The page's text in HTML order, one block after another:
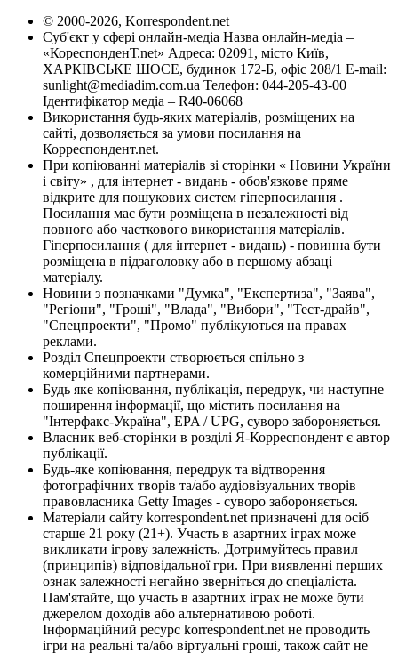
© 2000-2026, Korrespondent.net
Суб'єкт у сфері онлайн-медіа Назва онлайн-медіа –
«КореспонденТ.net» Адреса: 02091, місто Київ,
ХАРКІВСЬКЕ ШОСЕ, будинок 172-Б, офіс 208/1 E-mail:
sunlight@mediadim.com.ua Телефон: 044-205-43-00
Ідентифікатор медіа – R40-06068
Використання будь-яких матеріалів, розміщених на
сайті, дозволяється за умови посилання на
Корреспондент.net.
При копіюванні матеріалів зі сторінки « Новини України
і світу» , для інтернет - видань - обов'язкове пряме
відкрите для пошукових систем гіперпосилання .
Посилання має бути розміщена в незалежності від
повного або часткового використання матеріалів.
Гіперпосилання ( для інтернет - видань) - повинна бути
розміщена в підзаголовку або в першому абзаці
матеріалу.
Новини з позначками "Думка", "Експертиза", "Заява",
"Регіони", "Гроші", "Влада", "Вибори", "Тест-драйв",
"Спецпроекти", "Промо" публікуються на правах
реклами.
Розділ Спецпроекти створюється спільно з
комерційними партнерами.
Будь яке копіювання, публікація, передрук, чи наступне
поширення інформації, що містить посилання на
"Інтерфакс-Україна", EPA / UPG, суворо забороняється.
Власник веб-сторінки в розділі Я-Корреспондент є автор
публікації.
Будь-яке копіювання, передрук та відтворення
фотографічних творів та/або аудіовізуальних творів
правовласника Getty Images - суворо забороняється.
Матеріали сайту korrespondent.net призначені для осіб
старше 21 року (21+). Участь в азартних іграх може
викликати ігрову залежність. Дотримуйтесь правил
(принципів) відповідальної гри. При виявленні перших
ознак залежності негайно зверніться до спеціаліста.
Пам'ятайте, що участь в азартних іграх не може бути
джерелом доходів або альтернативою роботі.
Інформаційний ресурс korrespondent.net не проводить
ігри на реальні та/або віртуальні гроші, також сайт не